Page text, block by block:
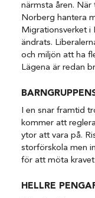
närmsta åren.
Norberg hantera
Migrationsverket i
ändrats.
och miljön att ha
Lägena är redan
I en snar framtid
kommer att
ytor att vara på.
storförskola men
för att möta
HELLRE